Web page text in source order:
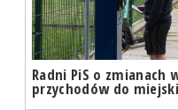
Radni PiS o zmianach
przychodów do